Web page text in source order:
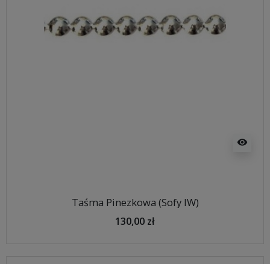
visibility
Taśma Pinezkowa (Sofy IW)
130,00 zł